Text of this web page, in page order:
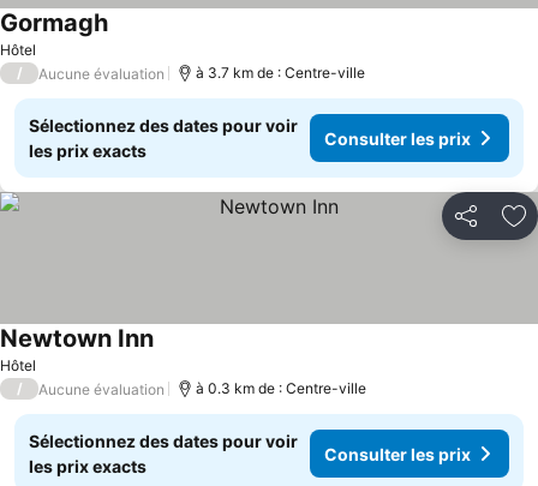
Hôtel
Gormagh
/ Aucune évaluation à 3.7 km de : Centre-ville
Sélectionnez des dates pour voir
les prix exacts
Consulter les prix
Partager
Hôtel
Newtown Inn
/ Aucune évaluation à 0.3 km de : Centre-ville
Sélectionnez des dates pour voir
les prix exacts
Consulter les prix